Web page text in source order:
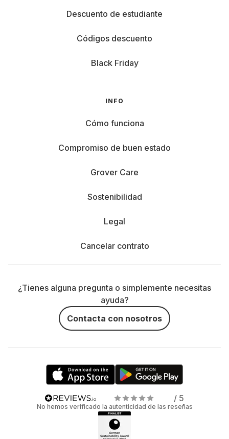
Descuento de estudiante
Códigos descuento
Black Friday
INFO
Cómo funciona
Compromiso de buen estado
Grover Care
Sostenibilidad
Legal
Cancelar contrato
¿Tienes alguna pregunta o simplemente necesitas
ayuda?
Contacta con nosotros
/ 5
No hemos verificado la autenticidad de las reseñas